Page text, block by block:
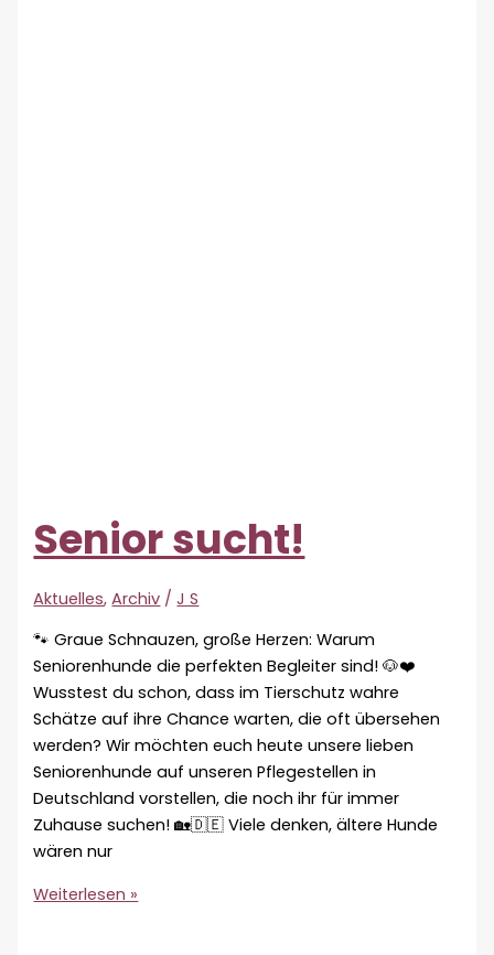
Senior sucht!
Aktuelles,Archiv /J S
🐾 Graue Schnauzen, große Herzen: Warum
Seniorenhunde die perfekten Begleiter sind! 🐶❤️
Wusstest du schon, dass im Tierschutz wahre
Schätze auf ihre Chance warten, die oft übersehen
werden? Wir möchten euch heute unsere lieben
Seniorenhunde auf unseren Pflegestellen in
Deutschland vorstellen, die noch ihr für immer
Zuhause suchen! 🏡🇩🇪 Viele denken, ältere Hunde
wären nur
Senior
Weiterlesen »